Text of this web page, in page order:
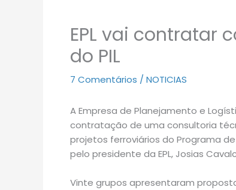
EPL vai contratar
do PIL
7 Comentários / NOTICIAS
A Empresa de Planejamento e
contratação de uma consultoria
projetos ferroviários do Programa
pelo presidente da EPL, Josias
Vinte grupos apresentaram